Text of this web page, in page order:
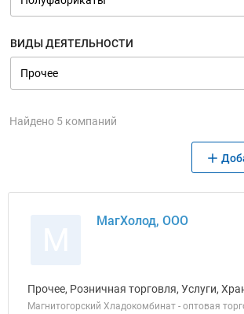
ВИДЫ ДЕЯТЕЛЬНОСТИ
Найдено 5 компаний
МагХолод, ООО
Прочее, Розничная торговля, Услуги,
Магнитогорский Хладокомбинат - оптовая